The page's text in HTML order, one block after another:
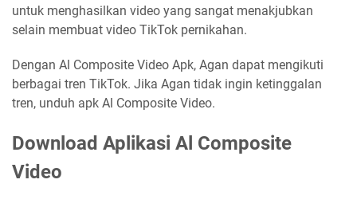
untuk menghasilkan video yang sangat menakjubkan
selain membuat video TikTok pernikahan.
Dengan Al Composite Video Apk, Agan dapat mengikuti
berbagai tren TikTok. Jika Agan tidak ingin ketinggalan
tren, unduh apk Al Composite Video.
Download Aplikasi Al Composite
Video